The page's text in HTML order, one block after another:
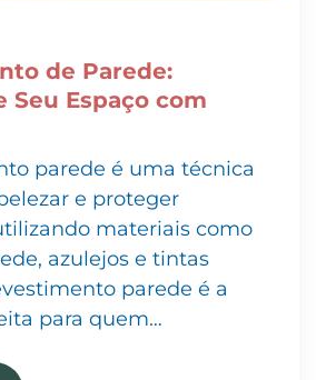
de Parede:
Seu Espaço com
parede é uma técnica
e proteger
materiais como
azulejos e tintas
parede é a
para quem…